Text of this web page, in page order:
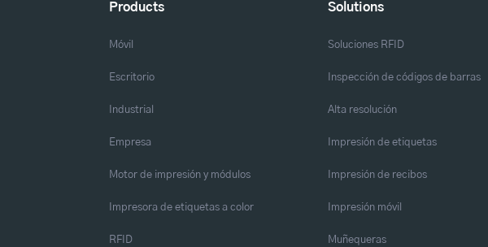
Products
Móvil
Escritorio
Industrial
Empresa
Motor de impresión y módulos
Impresora de etiquetas a color
RFID
Solutions
Soluciones RFID
Inspección de códigos de barras
Alta resolución
Impresión de etiquetas
Impresión de recibos
Impresión móvil
Muñequeras